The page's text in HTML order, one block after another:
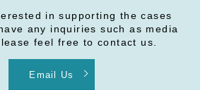
in supporting the cases
any inquiries such as media
feel free to contact us.
Email Us